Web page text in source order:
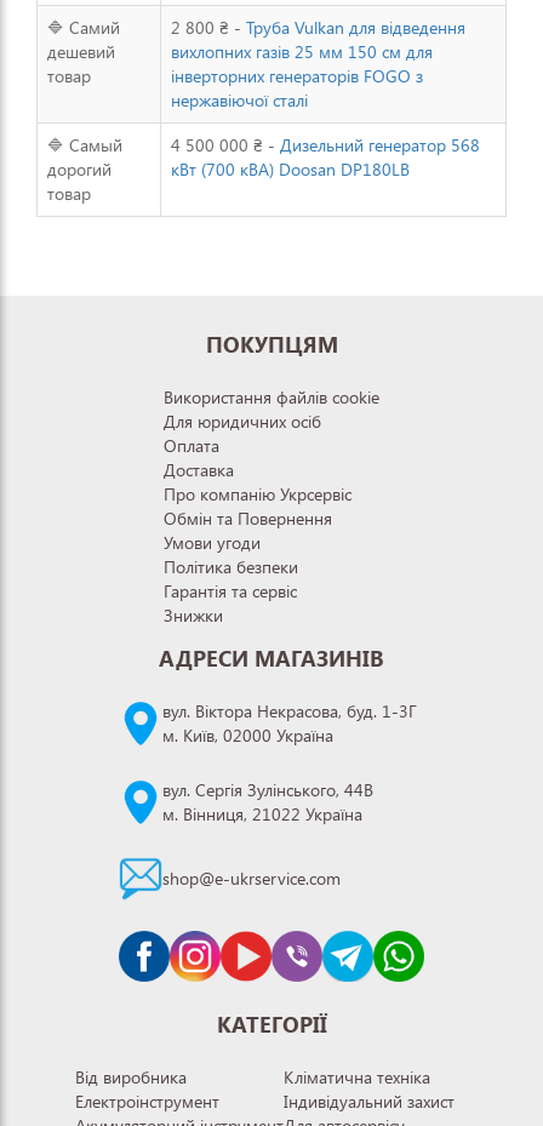
🔷 Самий
дешевий
товар
2 800 ₴ - Труба Vulkan для відведення
вихлопних газів 25 мм 150 см для
інверторних генераторів FOGO з
нержавіючої сталі
🔷 Самый
дорогий
товар
4 500 000 ₴ - Дизельний генератор 568
кВт (700 кВА) Doosan DP180LB
ПОКУПЦЯМ
Використання файлів cookie
Для юридичних осіб
Оплата
Доставка
Про компанію Укрсервіс
Обмін та Повернення
Умови угоди
Політика безпеки
Гарантія та сервіс
Знижки
АДРЕСИ МАГАЗИНІВ
вул. Віктора Некрасова, буд. 1-3Г
м. Київ, 02000 Україна
вул. Сергія Зулінського, 44В
м. Вінниця, 21022 Україна
shop@e-ukrservice.com
КАТЕГОРІЇ
Від виробника
Електроінструмент
Кліматична техніка
Індивідуальний захист